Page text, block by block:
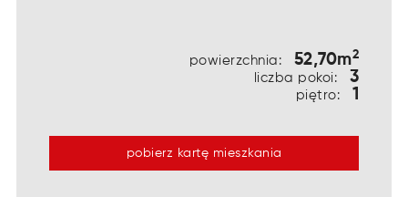
powierzchnia: 52,70m2
liczba pokoi: 3
piętro: 1
pobierz kartę mieszkania